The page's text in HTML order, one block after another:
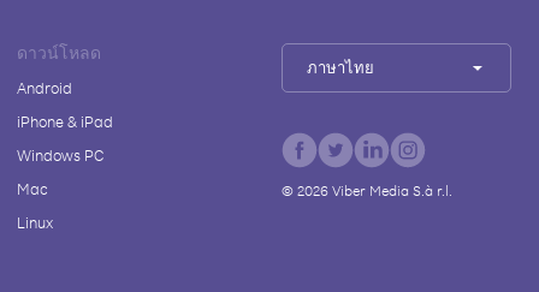
ดาวน์โหลด
Android
iPhone & iPad
Windows PC
Mac
Linux
ภาษาไทย
© 2026Viber Media S.à r.l.